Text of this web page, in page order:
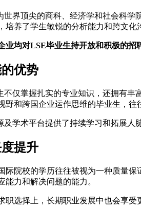
世界顶尖的商科、经济学和社会科
培养了学生敏锐的分析能力和跨文化
业均对LSE毕业生持开放和积极的招
优势
不仅掌握扎实的专业知识，还拥有
野和跨国企业运作思维的毕业生，往
及学术平台提供了持续学习和拓展
提升
际院校的学历往往被视为一种质量
力和解决问题的能力。
职选择上，长期职业发展中也会享